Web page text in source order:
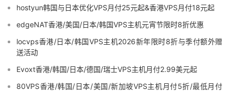
hostyun韩国与日本优化VPS月付25元起&香港VPS月付18元起
edgeNAT香港/美国/日本/韩国VPS主机元宵节限时8折优惠
locvps香港/日本/韩国VPS主机2026新年限时8折与季付额外赠
送活动
Evoxt香港/韩国/日本/德国/瑞士VPS主机月付2.99美元起
80VPS香港/韩国/日本/美国/新加坡VPS主机月付5折/最低月付